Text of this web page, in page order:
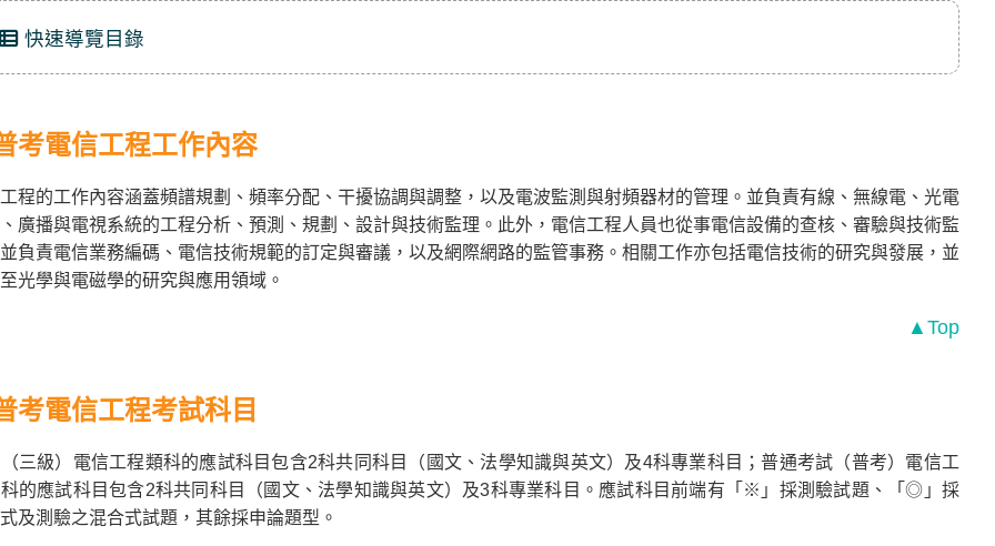
快速導覽目錄
考電信工程工作內容
程的工作內容涵蓋頻譜規劃、頻率分配、干擾協調與調整，以及電波監測與射頻器材的管理。並負責有線、無線電、光電
廣播與電視系統的工程分析、預測、規劃、設計與技術監理。此外，電信工程人員也從事電信設備的查核、審驗與技術監
負責電信業務編碼、電信技術規範的訂定與審議，以及網際網路的監管事務。相關工作亦包括電信技術的研究與發展，並
光學與電磁學的研究與應用領域。
▲Top
考電信工程考試科目
三級）電信工程類科的應試科目包含2科共同科目（國文、法學知識與英文）及4科專業科目；普通考試（普考）電信工
的應試科目包含2科共同科目（國文、法學知識與英文）及3科專業科目。應試科目前端有「※」採測驗試題、「◎」採
及測驗之混合式試題，其餘採申論題型。